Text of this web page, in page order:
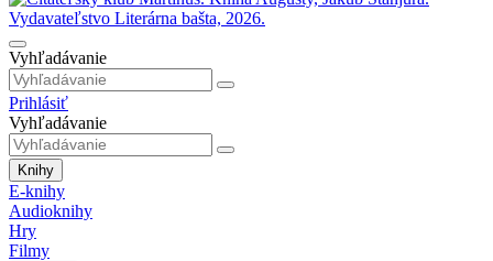
Vyhľadávanie
Prihlásiť
Vyhľadávanie
Knihy
E-knihy
Audioknihy
Hry
Filmy